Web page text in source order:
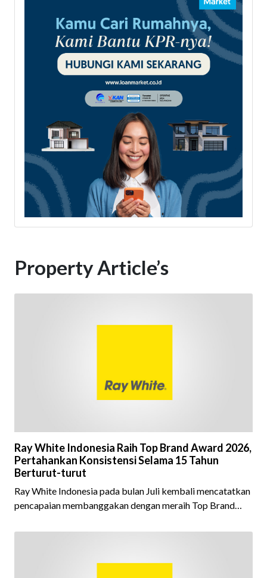
Property Article’s
Ray White Indonesia Raih Top Brand Award 2026,
Pertahankan Konsistensi Selama 15 Tahun
Berturut-turut
Ray White Indonesia pada bulan Juli kembali mencatatkan
pencapaian membanggakan dengan meraih Top Brand
ini menjadi semakin istimewa karena Ray White Indonesia
tahun berturut-turut, sebuah bukti nyata atas konsistensi,